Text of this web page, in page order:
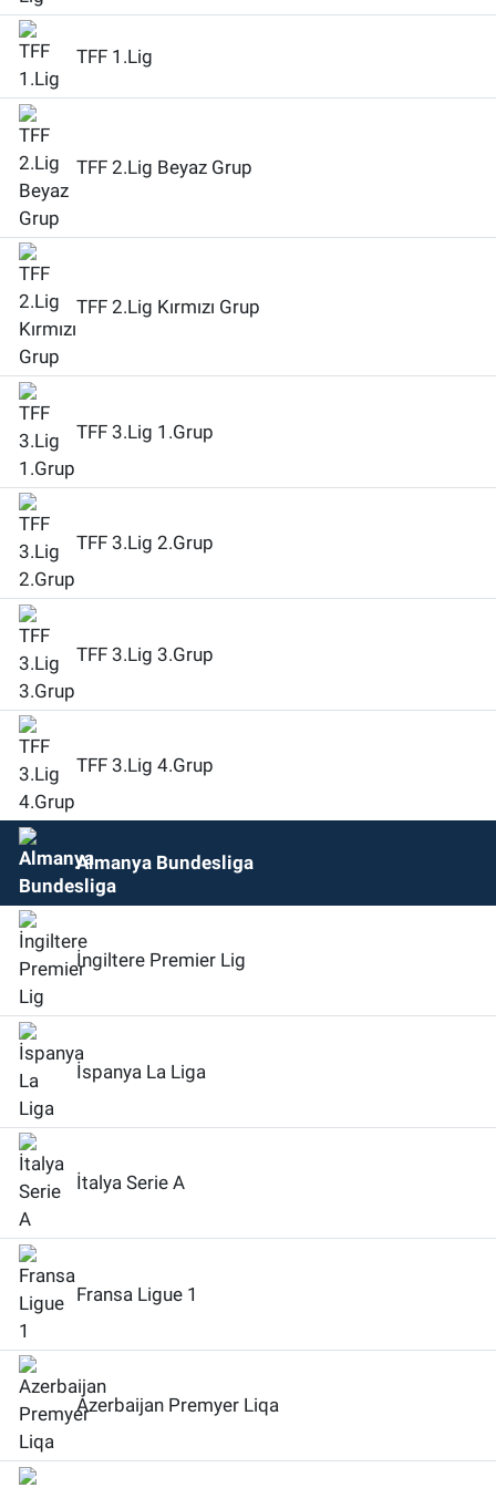
TFF 1.Lig
TFF 2.Lig Beyaz Grup
TFF 2.Lig Kırmızı Grup
TFF 3.Lig 1.Grup
TFF 3.Lig 2.Grup
TFF 3.Lig 3.Grup
TFF 3.Lig 4.Grup
Almanya Bundesliga
İngiltere Premier Lig
İspanya La Liga
İtalya Serie A
Fransa Ligue 1
Azerbaijan Premyer Liqa
Eğitim
Magazin
Siyaset
Yaşam
Spor
Nöbetçi Eczaneler